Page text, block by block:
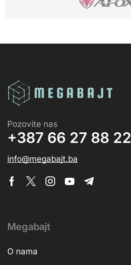
Pozovite nas
+387 66 27 88 22
info@megabajt.ba
Megabajt
O nama